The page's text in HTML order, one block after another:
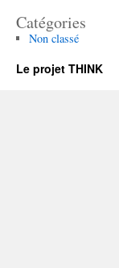
Catégories
Non classé
Le projet THINK